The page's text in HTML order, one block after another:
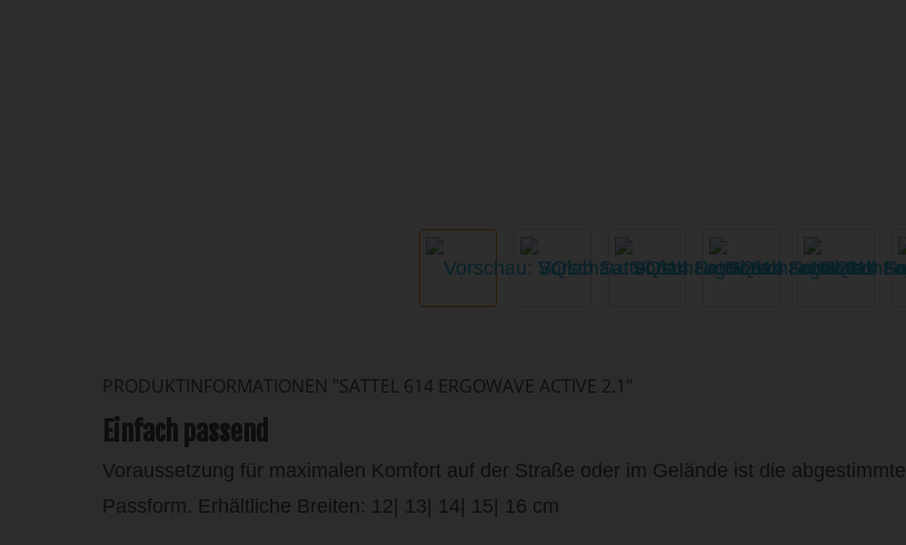
PRODUKTINFORMATIONEN "SATTEL 614 ERGOWAVE ACTIVE 2.1"
Einfach passend
Voraussetzung für maximalen Komfort auf der Straße oder im Gelände ist die abgestimmte
Passform. Erhältliche Breiten: 12| 13| 14| 15| 16 cm